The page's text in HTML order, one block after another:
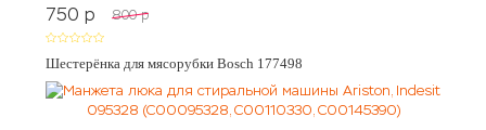
750 p 800 p
Шестерёнка для мясорубки Bosch 177498